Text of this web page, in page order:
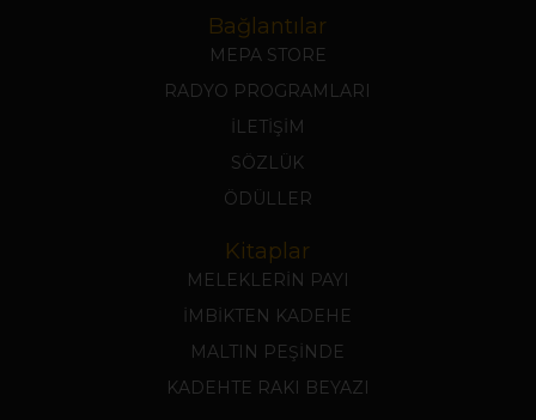
Bağlantılar
MEPA STORE
RADYO PROGRAMLARI
İLETİŞİM
SÖZLÜK
ÖDÜLLER
Kitaplar
MELEKLERİN PAYI
İMBİKTEN KADEHE
MALTIN PEŞİNDE
KADEHTE RAKI BEYAZI